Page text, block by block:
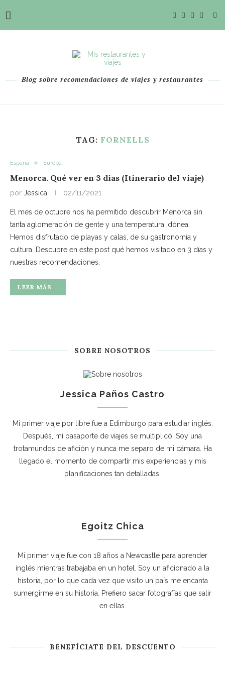
Blog sobre recomendaciones de viajes y restaurantes
TAG: FORNELLS
España Europa
Menorca. Qué ver en 3 días (Itinerario del viaje)
por Jessica 02/11/2021
El mes de octubre nos ha permitido descubrir Menorca sin
tanta aglomeración de gente y una temperatura idónea.
Hemos disfrutado de playas y calas, de su gastronomía y
cultura. Descubre en este post qué hemos visitado en 3 días y
nuestras recomendaciones.
LEER MÁS
SOBRE NOSOTROS
Jessica Paños Castro
Mi primer viaje por libre fue a Edimburgo para estudiar inglés.
Después, mi pasaporte de viajes se multiplicó. Soy una
trotamundos de afición y nunca me separo de mi cámara. Ha
llegado el momento de compartir mis experiencias y mis
planificaciones tan detalladas.
Egoitz Chica
Mi primer viaje fue con 18 años a Newcastle para aprender
inglés mientras trabajaba en un hotel. Soy un aficionado a la
historia, por lo que cada vez que visito un país me encanta
sumergirme en su historia. Prefiero sacar fotografías que salir
en ellas.
BENEFÍCIATE DEL DESCUENTO